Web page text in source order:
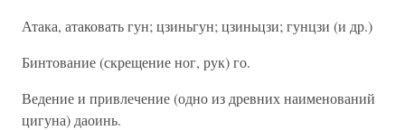
Атака, атаковать гун; цзиньгун; цзиньцзи; гунцзи (и др.)
Бинтование (скрещение ног, рук) го.
Ведение и привлечение (одно из древних наименований
цигуна) даоинь.